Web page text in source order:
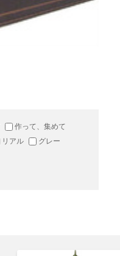
作って、集めて
リアル
グレー